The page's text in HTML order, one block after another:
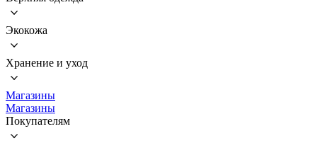
Экокожа
Хранение и уход
Магазины
Магазины
Покупателям